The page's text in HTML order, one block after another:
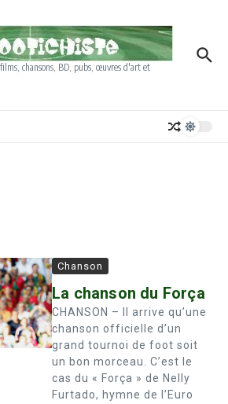
chansons, BD, pubs, œuvres d'art et
Chanson
La chanson du Força
CHANSON – Il arrive qu’une
chanson officielle d’un
grand tournoi de foot soit
un bon morceau. C’est le
cas du « Força » de Nelly
Furtado, hymne de l’Euro